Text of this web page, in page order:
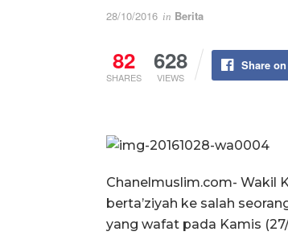
28/10/2016 in Berita
82
SHARES
628
VIEWS
Share
Chanelmuslim.com- Wakil
berta’ziyah ke salah
yang wafat pada Kamis